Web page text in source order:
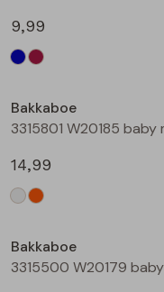
9,99
Bakkaboe
14,99
Bakkaboe